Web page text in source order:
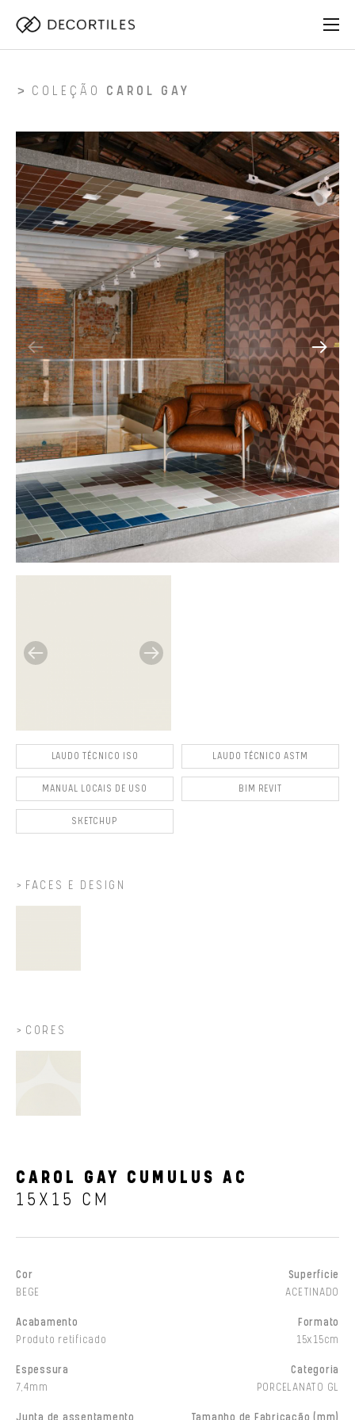
COLEÇÃO CAROL GAY
LAUDO TÉCNICO ISO LAUDO TÉCNICO ASTM
MANUAL LOCAIS DE USO BIM REVIT
SKETCHUP
FACES E DESIGN
CORES
CAROL GAY CUMULUS AC
15X15 CM
Cor
BEGE
Superfície
ACETINADO
Acabamento
Produto retificado
Formato
15x15cm
Espessura
7,4mm
Categoria
PORCELANATO GL